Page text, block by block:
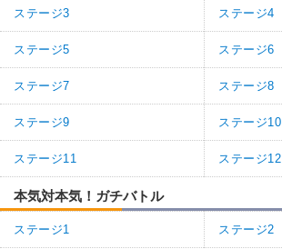
ステージ3 ステージ4
ステージ5 ステージ6
ステージ7 ステージ8
ステージ9 ステージ10
ステージ11 ステージ12
本気対本気！ガチバトル
ステージ1 ステージ2